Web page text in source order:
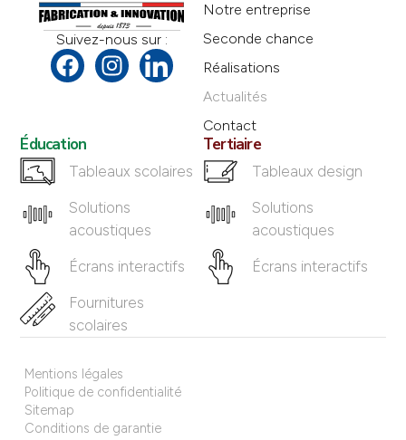
Suivez-nous sur :
Notre entreprise
Seconde chance
Réalisations
Actualités
Contact
Éducation
Tableaux scolaires
Solutions
acoustiques
Écrans interactifs
Fournitures
scolaires
Tertiaire
Tableaux design
Solutions
acoustiques
Écrans interactifs
Mentions légales
Politique de confidentialité
Sitemap
Conditions de garantie